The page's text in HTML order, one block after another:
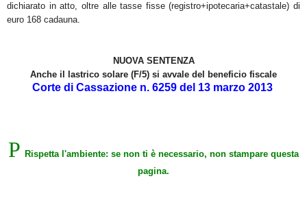
dichiarato in atto, oltre alle tasse fisse (registro+ipotecaria+catastale) di
euro 168 cadauna.
NUOVA SENTENZA
Anche il lastrico solare (F/5) si avvale del beneficio fiscale
Corte di Cassazione n. 6259 del 13 marzo 2013
P Rispetta l'ambiente: se non ti è necessario, non stampare questa
pagina.